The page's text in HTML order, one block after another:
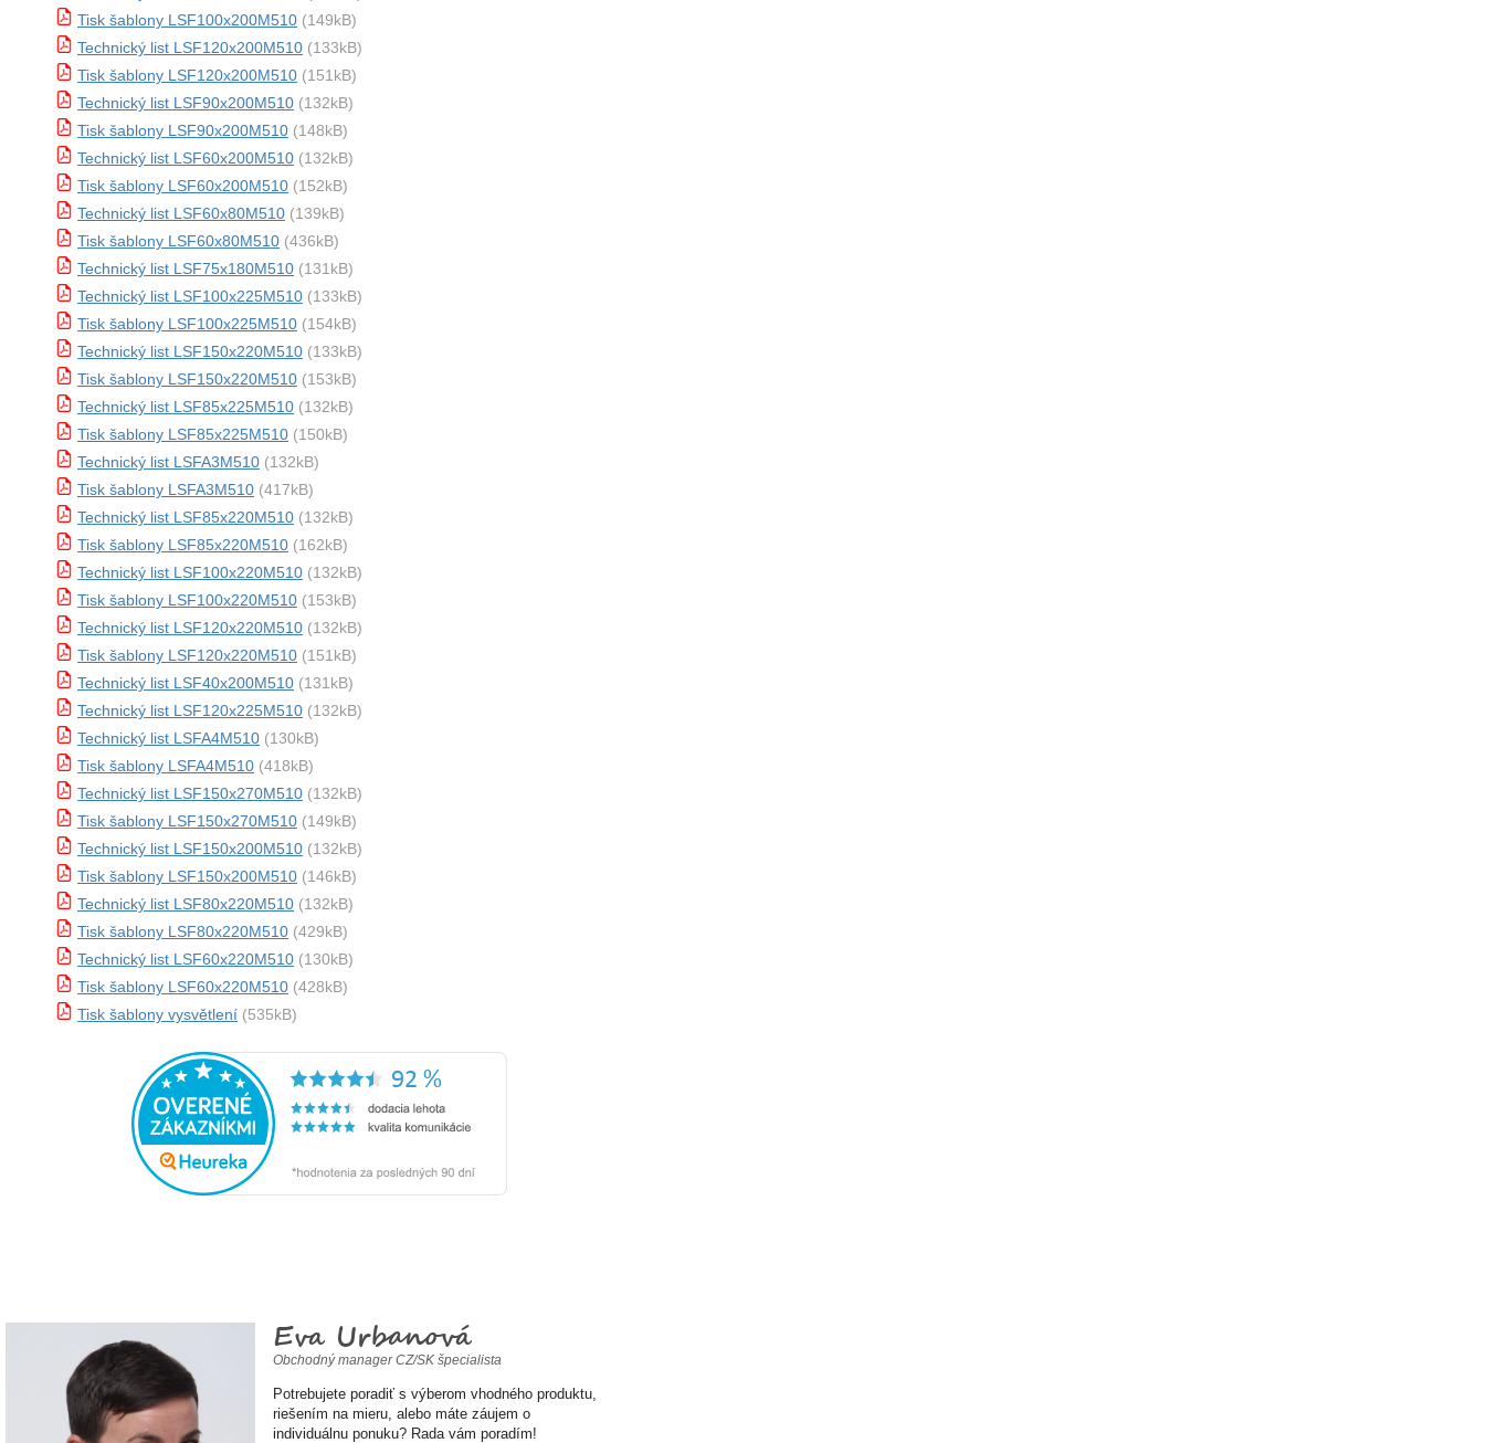
Tisk šablony LSF100x200M510 (149kB)
Technický list LSF120x200M510 (133kB)
Tisk šablony LSF120x200M510 (151kB)
Technický list LSF90x200M510 (132kB)
Tisk šablony LSF90x200M510 (148kB)
Technický list LSF60x200M510 (132kB)
Tisk šablony LSF60x200M510 (152kB)
Technický list LSF60x80M510 (139kB)
Tisk šablony LSF60x80M510 (436kB)
Technický list LSF75x180M510 (131kB)
Technický list LSF100x225M510 (133kB)
Tisk šablony LSF100x225M510 (154kB)
Technický list LSF150x220M510 (133kB)
Tisk šablony LSF150x220M510 (153kB)
Technický list LSF85x225M510 (132kB)
Tisk šablony LSF85x225M510 (150kB)
Technický list LSFA3M510 (132kB)
Tisk šablony LSFA3M510 (417kB)
Technický list LSF85x220M510 (132kB)
Tisk šablony LSF85x220M510 (162kB)
Technický list LSF100x220M510 (132kB)
Tisk šablony LSF100x220M510 (153kB)
Technický list LSF120x220M510 (132kB)
Tisk šablony LSF120x220M510 (151kB)
Technický list LSF40x200M510 (131kB)
Technický list LSF120x225M510 (132kB)
Technický list LSFA4M510 (130kB)
Tisk šablony LSFA4M510 (418kB)
Technický list LSF150x270M510 (132kB)
Tisk šablony LSF150x270M510 (149kB)
Technický list LSF150x200M510 (132kB)
Tisk šablony LSF150x200M510 (146kB)
Technický list LSF80x220M510 (132kB)
Tisk šablony LSF80x220M510 (429kB)
Technický list LSF60x220M510 (130kB)
Tisk šablony LSF60x220M510 (428kB)
Tisk šablony vysvětlení (535kB)
Eva Urbanová
Obchodný manager CZ/SK špecialista
Potrebujete poradiť s výberom vhodného produktu,
riešením na mieru, alebo máte záujem o
individuálnu ponuku? Rada vám poradím!